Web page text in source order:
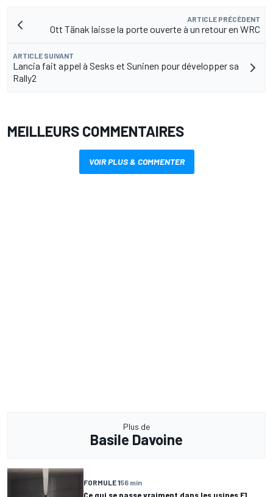
ARTICLE PRÉCÉDENT
Ott Tänak laisse la porte ouverte à un retour en WRC
ARTICLE SUIVANT
Lancia fait appel à Sesks et Suninen pour développer sa
Rally2
MEILLEURS COMMENTAIRES
VOIR PLUS & COMMENTER
Plus de
Basile Davoine
FORMULE 156 min